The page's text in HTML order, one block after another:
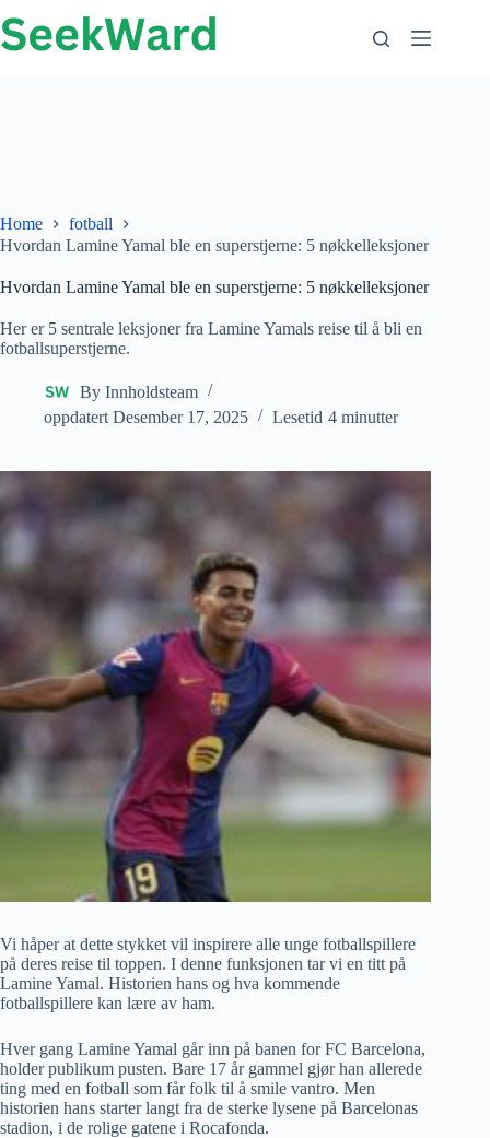
til
innhold
Home
fotball
Hvordan Lamine Yamal ble en superstjerne: 5 nøkkelleksjoner
Hvordan Lamine Yamal ble en superstjerne: 5 nøkkelleksjoner
Her er 5 sentrale leksjoner fra Lamine Yamals reise til å bli en
fotballsuperstjerne.
By Innholdsteam
oppdatert Desember 17, 2025 Lesetid 4 minutter
Vi håper at dette stykket vil inspirere alle unge fotballspillere
på deres reise til toppen. I denne funksjonen tar vi en titt på
Lamine Yamal. Historien hans og hva kommende
fotballspillere kan lære av ham.
Hver gang Lamine Yamal går inn på banen for FC Barcelona, ​​
holder publikum pusten. Bare 17 år gammel gjør han allerede
ting med en fotball som får folk til å smile vantro. Men
historien hans starter langt fra de sterke lysene på Barcelonas
stadion, i de rolige gatene i Rocafonda.